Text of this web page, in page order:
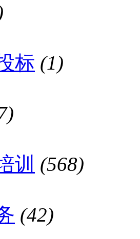
标 (1)
训 (568)
(42)